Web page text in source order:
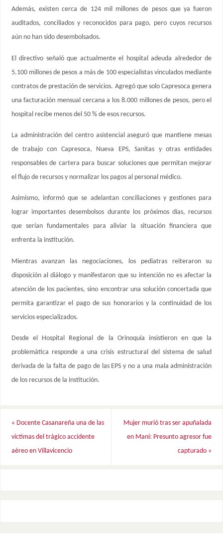
Además, existen cerca de 124 mil millones de pesos que ya fueron
auditados, conciliados y reconocidos para pago, pero cuyos recursos
aún no han sido desembolsados.
El directivo señaló que actualmente el hospital adeuda alrededor de
5.100 millones de pesos a más de 100 especialistas vinculados mediante
contratos de prestación de servicios. Agregó que solo Capresoca genera
una facturación mensual cercana a los 8.000 millones de pesos, pero el
hospital recibe menos del 50 % de esos recursos.
La administración del centro asistencial aseguró que mantiene mesas
de trabajo con Capresoca, Nueva EPS, Sanitas y otras entidades
responsables de cartera para buscar soluciones que permitan mejorar
el flujo de recursos y normalizar los pagos al personal médico.
Asimismo, informó que se adelantan conciliaciones y gestiones para
lograr importantes desembolsos durante los próximos días, recursos
que serían fundamentales para aliviar la situación financiera que
enfrenta la institución.
Mientras avanzan las negociaciones, los pediatras reiteraron su
disposición al diálogo y manifestaron que su intención no es afectar la
atención de los pacientes, sino encontrar una solución concertada que
permita garantizar el pago de sus honorarios y la continuidad de los
servicios especializados.
Desde el Hospital Regional de la Orinoquía insistieron en que la
problemática responde a una crisis estructural del sistema de salud
derivada de la falta de pago de las EPS y no a una mala administración
de los recursos de la institución.
« Docente Casanareña una de las
víctimas del trágico accidente
aéreo en Villavicencio
Mujer murió tras ser apuñalada
en Maní: Presunto agresor fue
capturado »